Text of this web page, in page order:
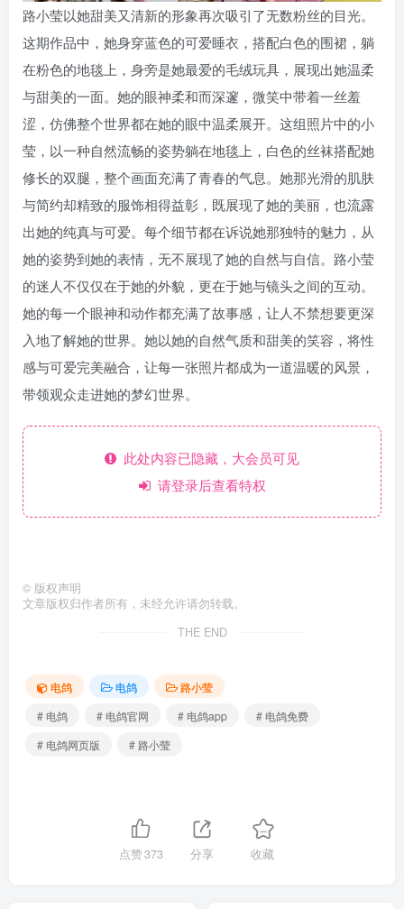
路小莹以她甜美又清新的形象再次吸引了无数粉丝的目光。
这期作品中，她身穿蓝色的可爱睡衣，搭配白色的围裙，躺
在粉色的地毯上，身旁是她最爱的毛绒玩具，展现出她温柔
与甜美的一面。她的眼神柔和而深邃，微笑中带着一丝羞
涩，仿佛整个世界都在她的眼中温柔展开。这组照片中的小
莹，以一种自然流畅的姿势躺在地毯上，白色的丝袜搭配她
修长的双腿，整个画面充满了青春的气息。她那光滑的肌肤
与简约却精致的服饰相得益彰，既展现了她的美丽，也流露
出她的纯真与可爱。每个细节都在诉说她那独特的魅力，从
她的姿势到她的表情，无不展现了她的自然与自信。路小莹
的迷人不仅仅在于她的外貌，更在于她与镜头之间的互动。
她的每一个眼神和动作都充满了故事感，让人不禁想要更深
入地了解她的世界。她以她的自然气质和甜美的笑容，将性
感与可爱完美融合，让每一张照片都成为一道温暖的风景，
带领观众走进她的梦幻世界。
此处内容已隐藏，大会员可见
请登录后查看特权
© 版权声明
文章版权归作者所有，未经允许请勿转载。
THE END
电鸽 电鸽
路小莹
# 电鸽
# 电鸽官网 # 电鸽app
# 电鸽免费
# 电鸽网页版
# 路小莹
点赞373 分享 收藏